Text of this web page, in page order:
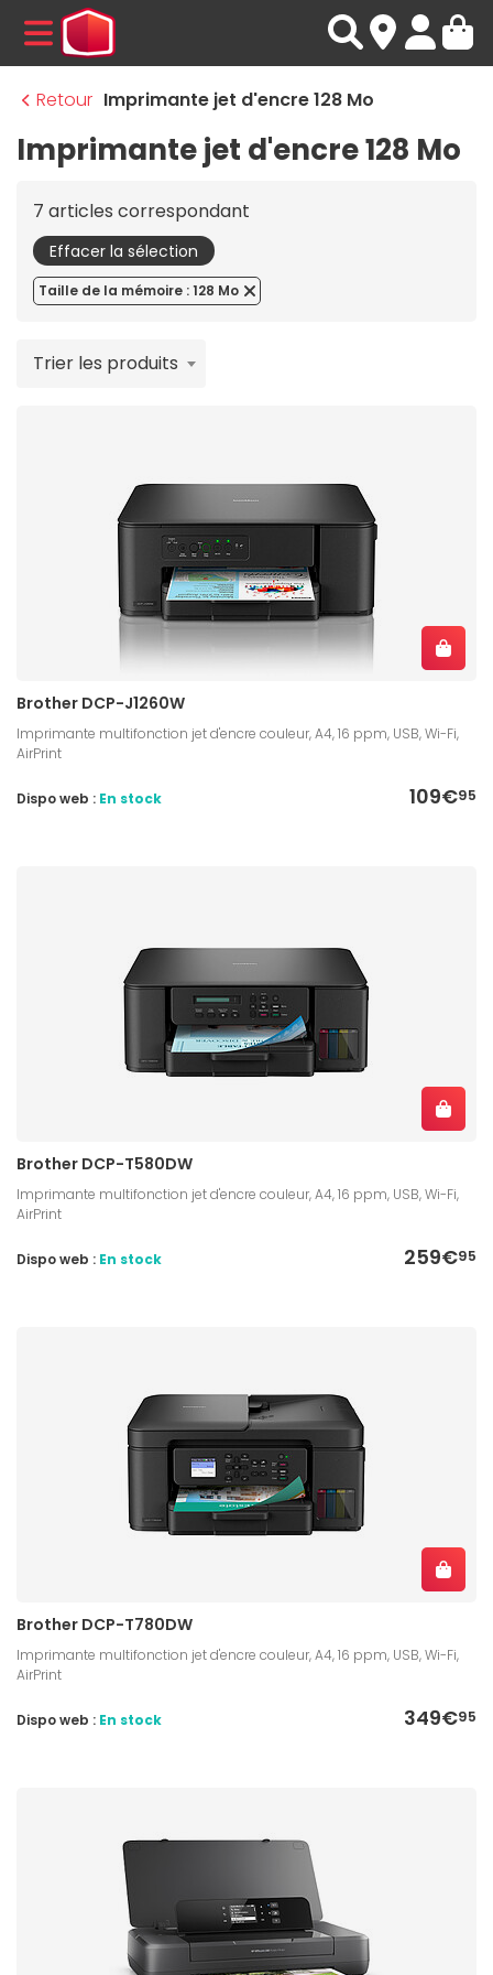
MENU
Retour Imprimante jet d'encre 128 Mo
Imprimante jet d'encre 128 Mo
7 articles correspondant
Effacer la sélection
Taille de la mémoire : 128 Mo
Trier les produits
Brother DCP-J1260W
Imprimante multifonction jet d'encre couleur, A4, 16 ppm, USB, Wi-Fi,
AirPrint
109€95
Dispo web : En stock
Brother DCP-T580DW
Imprimante multifonction jet d'encre couleur, A4, 16 ppm, USB, Wi-Fi,
AirPrint
259€95
Dispo web : En stock
Brother DCP-T780DW
Imprimante multifonction jet d'encre couleur, A4, 16 ppm, USB, Wi-Fi,
AirPrint
349€95
Dispo web : En stock